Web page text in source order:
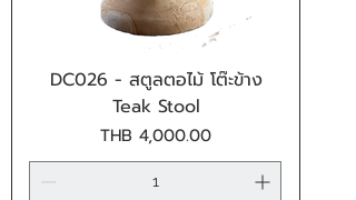
DC026 - สตูลตอไม้ โต๊ะข้าง
Teak Stool
Price
THB 4,000.00